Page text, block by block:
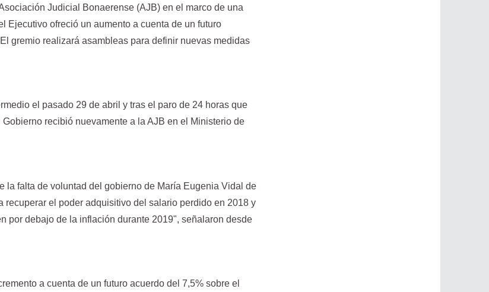
Judicial Bonaerense (AJB) en el marco de una
Ejecutivo ofreció un aumento a cuenta de un futuro
gremio realizará asambleas para definir nuevas medidas
el pasado 29 de abril y tras el paro de 24 horas que
recibió nuevamente a la AJB en el Ministerio de
la falta de voluntad del gobierno de María Eugenia Vidal de
recuperar el poder adquisitivo del salario perdido en 2018 y
por debajo de la inflación durante 2019", señalaron desde
a cuenta de un futuro acuerdo del 7,5% sobre el